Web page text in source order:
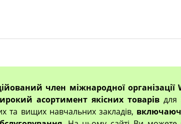
член міжнародної організації
асортимент якісних товарів для
та вищих навчальних закладів,